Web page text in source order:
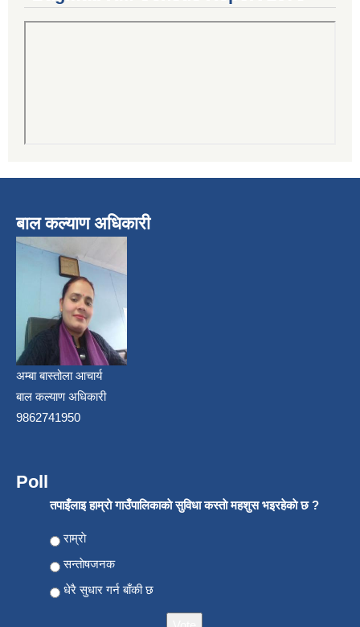
बाल कल्याण अधिकारी
अम्बा बास्तोला आचार्य
बाल कल्याण अधिकारी
9862741950
Poll
तपाइँलाइ हाम्राे गाउँपालिकाकाे सुविधा कस्ताे महशुस भइरहेकाे छ ?
Choices
राम्राे
सन्ताेषजनक
धेरै सुधार गर्न बाँकी छ